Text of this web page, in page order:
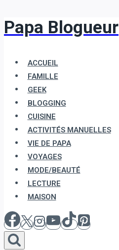
Aller
au
Papa Blogueur
ACCUEIL
FAMILLE
GEEK
BLOGGING
CUISINE
ACTIVITÉS MANUELLES
VIE DE PAPA
VOYAGES
MODE/BEAUTÉ
LECTURE
MAISON